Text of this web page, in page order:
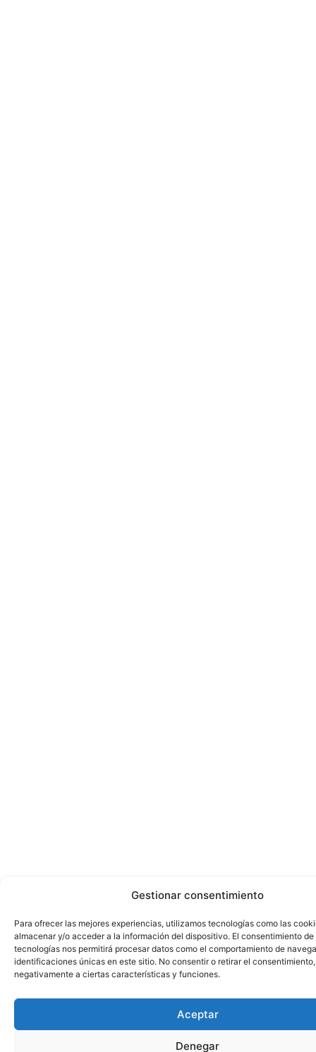
Gestionar consentimiento
Para ofrecer las mejores experiencias, utilizamos tecnologías como las
almacenar y/o acceder a la información del dispositivo. El consentimiento de
tecnologías nos permitirá procesar datos como el comportamiento de
identificaciones únicas en este sitio. No consentir o retirar el
negativamente a ciertas características y funciones.
Aceptar
Denegar